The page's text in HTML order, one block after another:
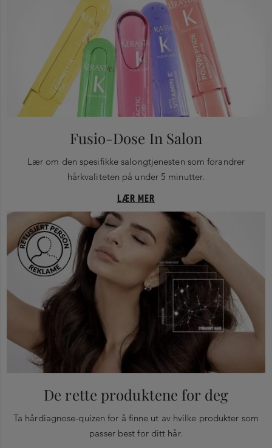
Fusio-Dose In Salon
Lær om den spesifikke salongtjenesten som forandrer
hårkvaliteten på under 5 minutter.
LÆR MER
De rette produktene for deg
Ta hårdiagnose-quizen for å finne ut av hvilke produkter som
passer best for ditt hår.